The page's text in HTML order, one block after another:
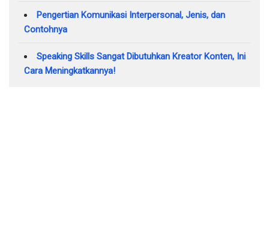
Pengertian Komunikasi Interpersonal, Jenis, dan
Contohnya
Speaking Skills Sangat Dibutuhkan Kreator Konten, Ini
Cara Meningkatkannya!